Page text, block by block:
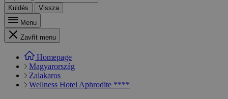
Küldés
Vissza
Menu
Zavřít menu
Homepage
Magyarország
Zalakaros
Wellness Hotel Aphrodite ****